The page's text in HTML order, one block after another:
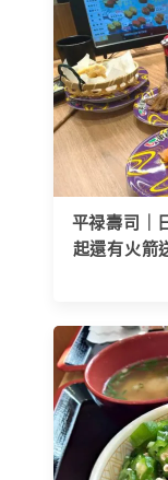
平禄壽司｜
起還有火箭